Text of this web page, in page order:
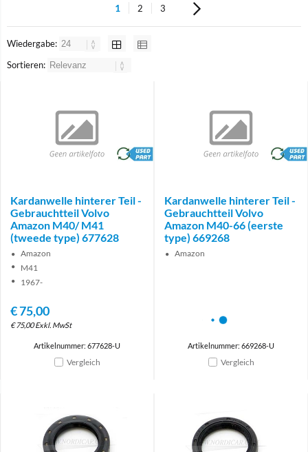
1 2 3
Wiedergabe:
Sortieren:
brand
Kardanwelle hinterer Teil -
Gebrauchtteil Volvo
Amazon M40/ M41
(tweede type) 677628
Amazon
M41
1967-
€75,00
€75,00 Exkl. MwSt
Artikelnummer: 677628-U
Vergleich
brand
Kardanwelle hinterer Teil -
Gebrauchtteil Volvo
Amazon M40-66 (eerste
type) 669268
Amazon
Artikelnummer: 669268-U
Vergleich